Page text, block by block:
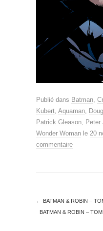
Publié dans Batman
Kubert Aquaman
Patrick Gleason Peter
Wonder Woman le 20
commentaire
← BATMAN & ROBIN –
BATMAN & ROBIN –